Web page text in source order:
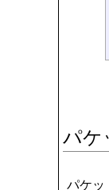
パケ
パケッ